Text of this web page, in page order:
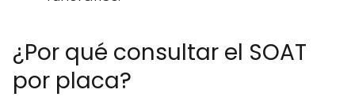
¿Por qué consultar el SOAT
por placa?